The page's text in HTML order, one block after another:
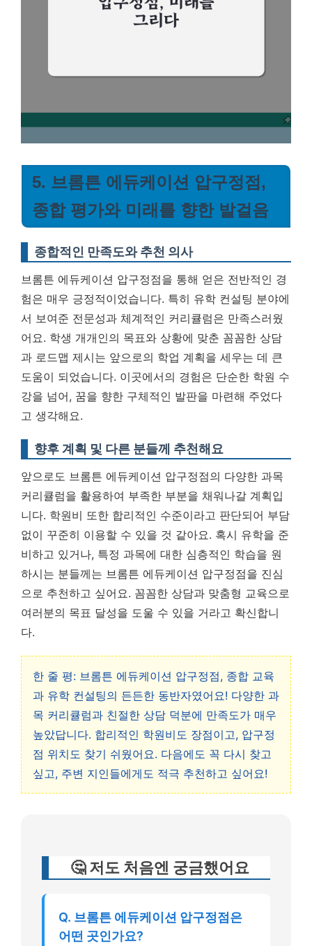
5. 브롬튼 에듀케이션 압구정점,
종합 평가와 미래를 향한 발걸음
종합적인 만족도와 추천 의사
브롬튼 에듀케이션 압구정점을 통해 얻은 전반적인 경
험은 매우 긍정적이었습니다. 특히 유학 컨설팅 분야에
서 보여준 전문성과 체계적인 커리큘럼은 만족스러웠
어요. 학생 개개인의 목표와 상황에 맞춘 꼼꼼한 상담
과 로드맵 제시는 앞으로의 학업 계획을 세우는 데 큰
도움이 되었습니다. 이곳에서의 경험은 단순한 학원 수
강을 넘어, 꿈을 향한 구체적인 발판을 마련해 주었다
고 생각해요.
향후 계획 및 다른 분들께 추천해요
앞으로도 브롬튼 에듀케이션 압구정점의 다양한 과목
커리큘럼을 활용하여 부족한 부분을 채워나갈 계획입
니다. 학원비 또한 합리적인 수준이라고 판단되어 부담
없이 꾸준히 이용할 수 있을 것 같아요. 혹시 유학을 준
비하고 있거나, 특정 과목에 대한 심층적인 학습을 원
하시는 분들께는 브롬튼 에듀케이션 압구정점을 진심
으로 추천하고 싶어요. 꼼꼼한 상담과 맞춤형 교육으로
여러분의 목표 달성을 도울 수 있을 거라고 확신합니
다.
한 줄 평: 브롬튼 에듀케이션 압구정점, 종합 교육
과 유학 컨설팅의 든든한 동반자였어요! 다양한 과
목 커리큘럼과 친절한 상담 덕분에 만족도가 매우
높았답니다. 합리적인 학원비도 장점이고, 압구정
점 위치도 찾기 쉬웠어요. 다음에도 꼭 다시 찾고
싶고, 주변 지인들에게도 적극 추천하고 싶어요!
🤔 저도 처음엔 궁금했어요
Q. 브롬튼 에듀케이션 압구정점은
어떤 곳인가요?